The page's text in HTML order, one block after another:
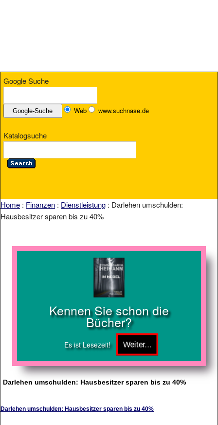
Google Suche
Web www.suchnase.de
Katalogsuche
Home : Finanzen : Dienstleistung : Darlehen umschulden:
Hausbesitzer sparen bis zu 40%
Kennen Sie schon die
Bücher?
Es ist Lesezeit!
Darlehen umschulden: Hausbesitzer sparen bis zu 40%
Darlehen umschulden: Hausbesitzer sparen bis zu 40%